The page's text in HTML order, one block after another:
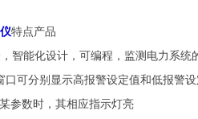
特点产品
智能化设计，可编程，监测电力系统
可分别显示高报警设定值和低报警
参数时，其相应指示灯亮